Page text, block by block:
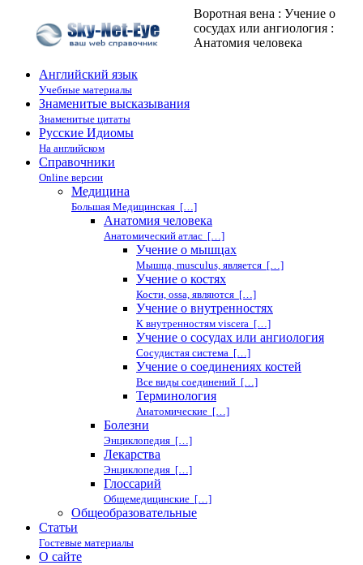
Воротная вена : Учение о
сосудах или ангиология :
Анатомия человека
Английский язык
Учебные материалы
Знаменитые высказывания
Знаменитые цитаты
Русские Идиомы
На английском
Справочники
Online версии
Медицина
Большая Медицинская […]
Анатомия человека
Анатомический атлас […]
Учение о мышцах
Мышца, musculus, является […]
Учение о костях
Кости, ossa, являются […]
Учение о внутренностях
К внутренностям viscera […]
Учение о сосудах или ангиология
Сосудистая система […]
Учение о соединениях костей
Все виды соединений […]
Терминология
Анатомические […]
Болезни
Энциклопедия […]
Лекарства
Энциклопедия […]
Глоссарий
Общемедицинские […]
Общеобразовательные
Статьи
Гостевые материалы
О сайте